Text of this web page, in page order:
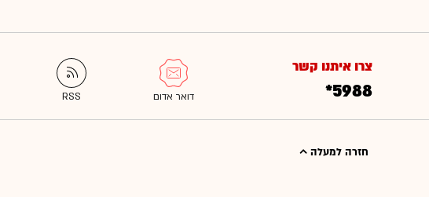
צרו איתנו קשר
*5988
חזרה למעלה